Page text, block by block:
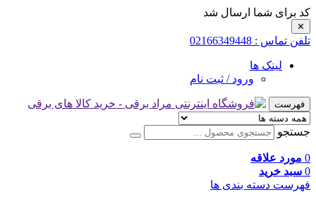
کد برای شما ارسال شد
✕
تلفن تماس : 02166349448
لینک ها
ورود / ثبت نام
فهرست
جستجو
0 مورد علاقه
0 سبد خرید
فهرست دسته بندی ها